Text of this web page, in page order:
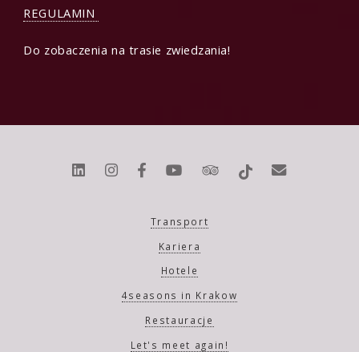
REGULAMIN
Do zobaczenia na trasie zwiedzania!
Transport
Kariera
Hotele
4seasons in Krakow
Restauracje
Let's meet again!